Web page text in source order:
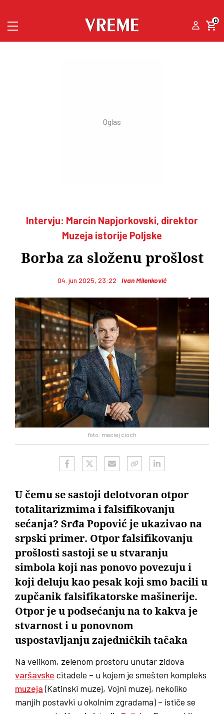
0
Intervju: Marcin Napjorkovski, direktor
Muzeja istorije Poljske
Borba za složenu prošlost
04. jun 2025, 23:22 Ivan Milenković
foto: maciej cioch
U čemu se sastoji delotvoran otpor
totalitarizmima i falsifikovanju
sećanja? Srđa Popović je ukazivao na
srpski primer. Otpor falsifikovanju
prošlosti sastoji se u stvaranju
simbola koji nas ponovo povezuju i
koji deluju kao pesak koji smo bacili u
zupčanik falsifikatorske mašinerije.
Otpor je u podsećanju na to kakva je
stvarnost i u ponovnom
uspostavljanju zajedničkih tačaka
Na velikom, zelenom prostoru unutar zidova
varšavske citadele – u kojem je smešten kompleks
muzeja(Katinski muzej, Vojni muzej, nekoliko
manjih postavki u okolnim zgradama) – ističe se